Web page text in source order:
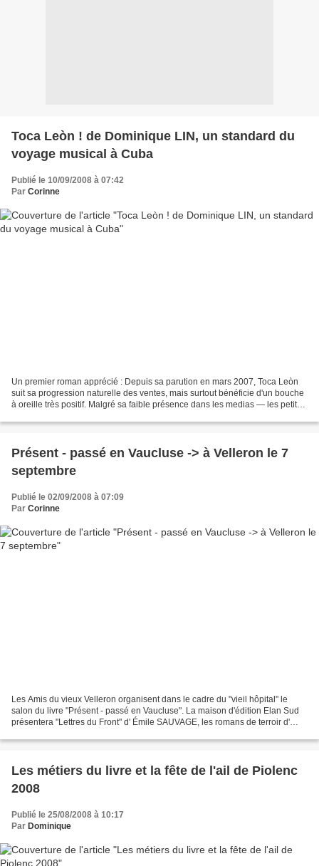
Toca Leòn ! de Dominique LIN, un standard du
voyage musical à Cuba
Publié le 10/09/2008 à 07:42
Par Corinne
Un premier roman apprécié : Depuis sa parution en mars 2007, Toca Leòn
suit sa progression naturelle des ventes, mais surtout bénéficie d'un bouche
à oreille très positif. Malgré sa faible présence dans les medias — les petites
Présent - passé en Vaucluse -> à Velleron le 7
septembre
Publié le 02/09/2008 à 07:09
Par Corinne
Les Amis du vieux Velleron organisent dans le cadre du "vieil hôpital" le
salon du livre "Présent - passé en Vaucluse". La maison d'édition Elan Sud
présentera "Lettres du Front" d' Émile SAUVAGE, les romans de terroir d'
Les métiers du livre et la fête de l'ail de Piolenc
2008
Publié le 25/08/2008 à 10:17
Par Dominique